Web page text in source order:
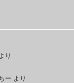
り
ー より